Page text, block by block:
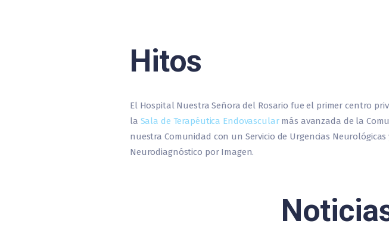
Hitos
El Hospital Nuestra Señora del Rosario fue el primer centro
la Sala de Terapéutica Endovascularmás avanzada de la
nuestra Comunidad con un Servicio de Urgencias
Neurodiagnóstico por Imagen.